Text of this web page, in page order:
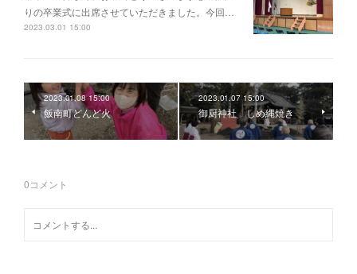
りの卒業式に出席させていただきました。今回…
2023.03.01 15:00
2023.01.08 15:00
飯南町どんど火
2023.01.07 15:00
御厨神社 しめ縄焼き
0コメント